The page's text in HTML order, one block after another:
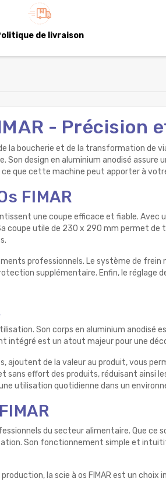
de livraison
- Précision
la boucherie et de la transformation de
design en aluminium anodisé assure
que cette machine peut apporter à
FIMAR
une coupe efficace et fiable. Avec
utile de 230 x 290 mm permet de
professionnels. Le système de
supplémentaire. Enfin, le réglage
Son corps en aluminium anodisé
est un atout majeur pour une
ajoutent de la valeur au produit, vous
effort des produits, réduisant ainsi
utilisation quotidienne dans un
du secteur alimentaire. Que ce
Son fonctionnement simple et
la scie à os FIMAR est un